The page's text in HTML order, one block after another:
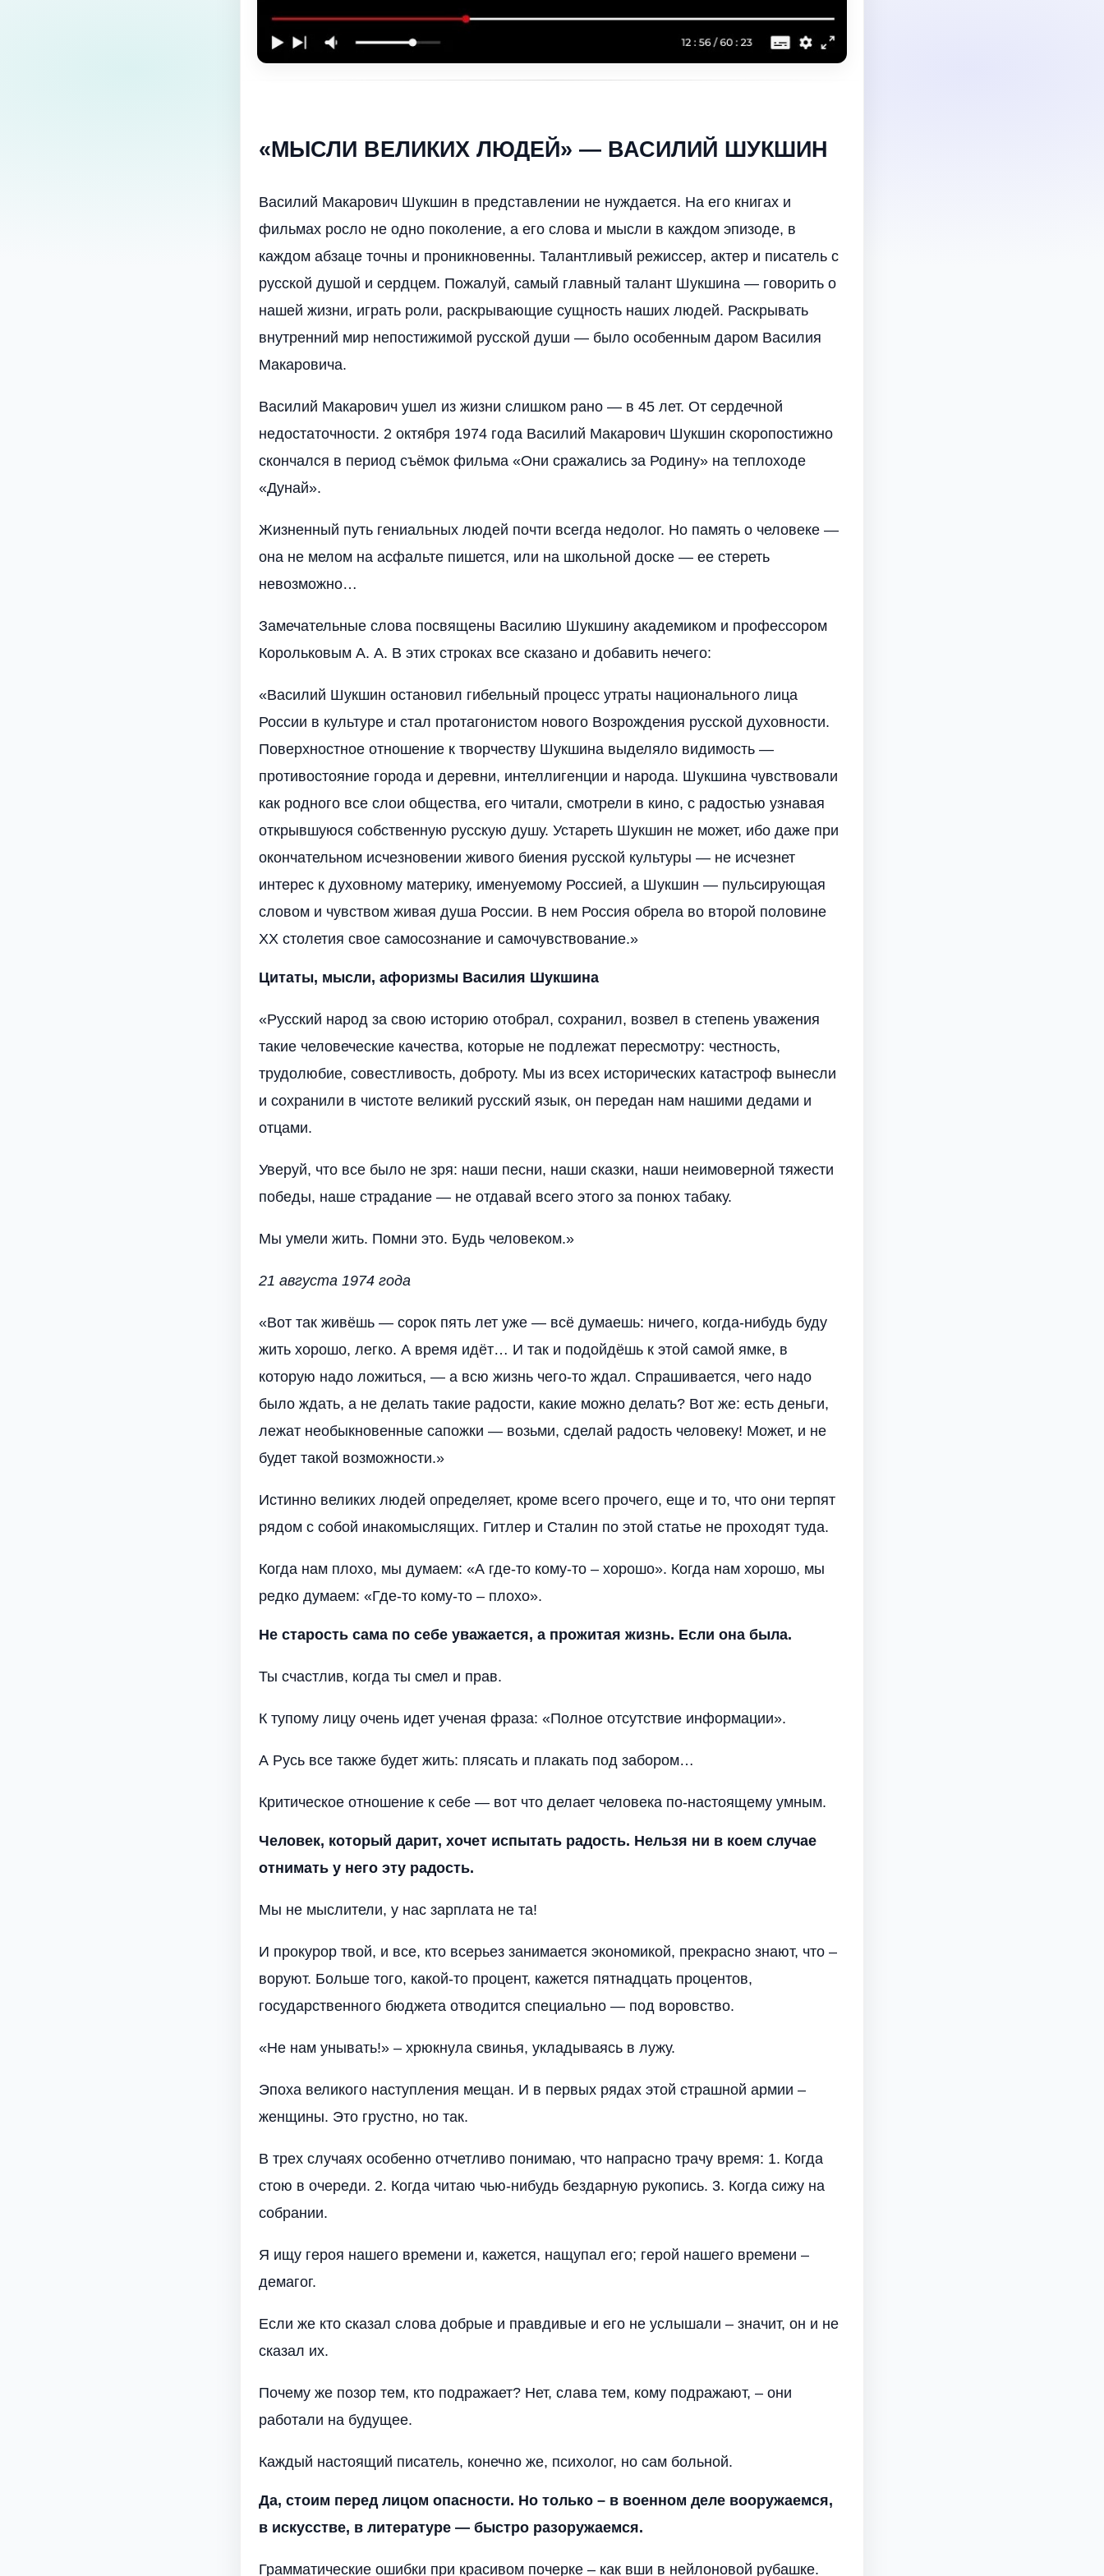
«МЫСЛИ ВЕЛИКИХ ЛЮДЕЙ» — ВАСИЛИЙ ШУКШИН
Василий Макарович Шукшин в представлении не нуждается. На его книгах и
фильмах росло не одно поколение, а его слова и мысли в каждом эпизоде, в
каждом абзаце точны и проникновенны. Талантливый режиссер, актер и писатель с
русской душой и сердцем. Пожалуй, самый главный талант Шукшина — говорить о
нашей жизни, играть роли, раскрывающие сущность наших людей. Раскрывать
внутренний мир непостижимой русской души — было особенным даром Василия
Макаровича.
Василий Макарович ушел из жизни слишком рано — в 45 лет. От сердечной
недостаточности. 2 октября 1974 года Василий Макарович Шукшин скоропостижно
скончался в период съёмок фильма «Они сражались за Родину» на теплоходе
«Дунай».
Жизненный путь гениальных людей почти всегда недолог. Но память о человеке —
она не мелом на асфальте пишется, или на школьной доске — ее стереть
невозможно…
Замечательные слова посвящены Василию Шукшину академиком и профессором
Корольковым А. А. В этих строках все сказано и добавить нечего:
«Василий Шукшин остановил гибельный процесс утраты национального лица
России в культуре и стал протагонистом нового Возрождения русской духовности.
Поверхностное отношение к творчеству Шукшина выделяло видимость —
противостояние города и деревни, интеллигенции и народа. Шукшина чувствовали
как родного все слои общества, его читали, смотрели в кино, с радостью узнавая
открывшуюся собственную русскую душу. Устареть Шукшин не может, ибо даже при
окончательном исчезновении живого биения русской культуры — не исчезнет
интерес к духовному материку, именуемому Россией, а Шукшин — пульсирующая
словом и чувством живая душа России. В нем Россия обрела во второй половине
XX столетия свое самосознание и самочувствование.»
Цитаты, мысли, афоризмы Василия Шукшина
«Русский народ за свою историю отобрал, сохранил, возвел в степень уважения
такие человеческие качества, которые не подлежат пересмотру: честность,
трудолюбие, совестливость, доброту. Мы из всех исторических катастроф вынесли
и сохранили в чистоте великий русский язык, он передан нам нашими дедами и
отцами.
Уверуй, что все было не зря: наши песни, наши сказки, наши неимоверной тяжести
победы, наше страдание — не отдавай всего этого за понюх табаку.
Мы умели жить. Помни это. Будь человеком.»
21 августа 1974 года
«Вот так живёшь — сорок пять лет уже — всё думаешь: ничего, когда-нибудь буду
жить хорошо, легко. А время идёт… И так и подойдёшь к этой самой ямке, в
которую надо ложиться, — а всю жизнь чего-то ждал. Спрашивается, чего надо
было ждать, а не делать такие радости, какие можно делать? Вот же: есть деньги,
лежат необыкновенные сапожки — возьми, сделай радость человеку! Может, и не
будет такой возможности.»
Истинно великих людей определяет, кроме всего прочего, еще и то, что они терпят
рядом с собой инакомыслящих. Гитлер и Сталин по этой статье не проходят туда.
Когда нам плохо, мы думаем: «А где-то кому-то – хорошо». Когда нам хорошо, мы
редко думаем: «Где-то кому-то – плохо».
Не старость сама по себе уважается, а прожитая жизнь. Если она была.
Ты счастлив, когда ты смел и прав.
К тупому лицу очень идет ученая фраза: «Полное отсутствие информации».
А Русь все также будет жить: плясать и плакать под забором…
Критическое отношение к себе — вот что делает человека по-настоящему умным.
Человек, который дарит, хочет испытать радость. Нельзя ни в коем случае
отнимать у него эту радость.
Мы не мыслители, у нас зарплата не та!
И прокурор твой, и все, кто всерьез занимается экономикой, прекрасно знают, что –
воруют. Больше того, какой-то процент, кажется пятнадцать процентов,
государственного бюджета отводится специально — под воровство.
«Не нам унывать!» – хрюкнула свинья, укладываясь в лужу.
Эпоха великого наступления мещан. И в первых рядах этой страшной армии –
женщины. Это грустно, но так.
В трех случаях особенно отчетливо понимаю, что напрасно трачу время: 1. Когда
стою в очереди. 2. Когда читаю чью-нибудь бездарную рукопись. 3. Когда сижу на
собрании.
Я ищу героя нашего времени и, кажется, нащупал его; герой нашего времени –
демагог.
Если же кто сказал слова добрые и правдивые и его не услышали – значит, он и не
сказал их.
Почему же позор тем, кто подражает? Нет, слава тем, кому подражают, – они
работали на будущее.
Каждый настоящий писатель, конечно же, психолог, но сам больной.
Да, стоим перед лицом опасности. Но только – в военном деле вооружаемся,
в искусстве, в литературе — быстро разоружаемся.
Грамматические ошибки при красивом почерке – как вши в нейлоновой рубашке.